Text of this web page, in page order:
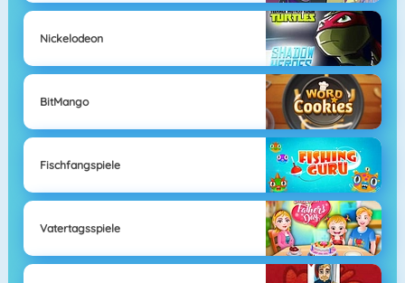
Nickelodeon
BitMango
Fischfangspiele
Vatertagsspiele